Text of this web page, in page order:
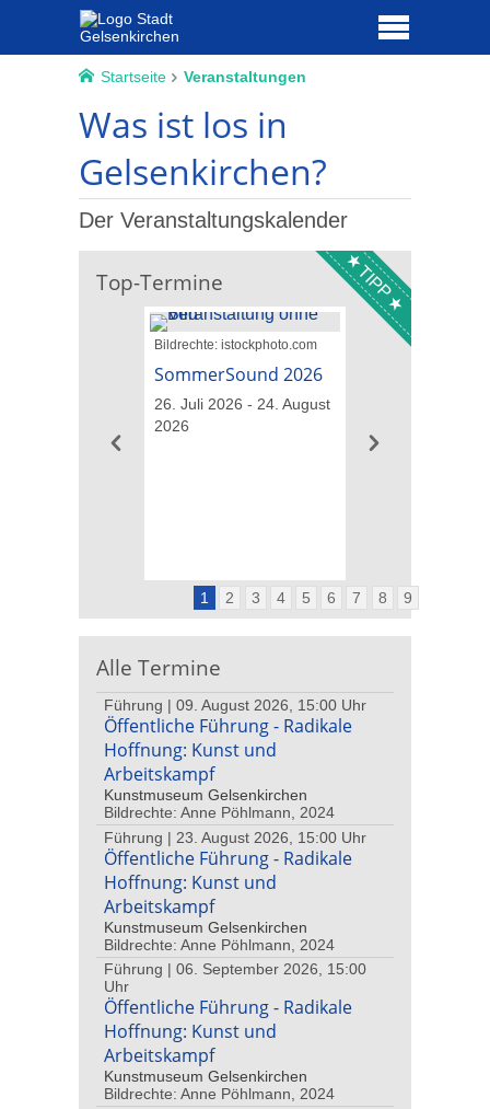
Startseite Veranstaltungen
Was ist los in
Gelsenkirchen?
Der Veranstaltungskalender
Top-Termine TIPP
Bildrechte: istockphoto.com
SommerSound 2026
26. Juli 2026 - 24. August
2026
Bildrechte: GM013
09. August 2026
1 2 3 4 5 6 7 8 9
Alle Termine
Führung | 09. August 2026, 15:00 Uhr
Öffentliche Führung - Radikale
Hoffnung: Kunst und
Arbeitskampf
Kunstmuseum Gelsenkirchen
Bildrechte: Anne Pöhlmann, 2024
Führung | 23. August 2026, 15:00 Uhr
Öffentliche Führung - Radikale
Hoffnung: Kunst und
Arbeitskampf
Kunstmuseum Gelsenkirchen
Bildrechte: Anne Pöhlmann, 2024
Führung | 06. September 2026, 15:00
Uhr
Öffentliche Führung - Radikale
Hoffnung: Kunst und
Arbeitskampf
Kunstmuseum Gelsenkirchen
Bildrechte: Anne Pöhlmann, 2024